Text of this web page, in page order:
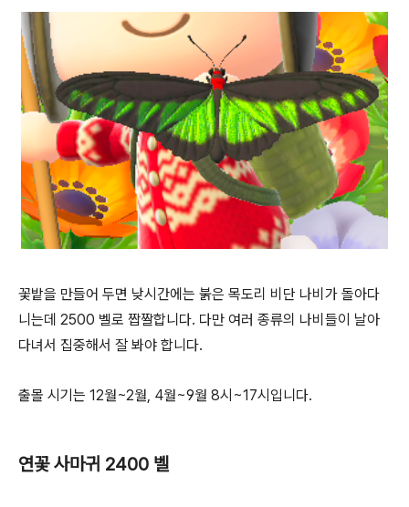
꽃밭을 만들어 두면 낮시간에는 붉은 목도리 비단 나비가 돌아다
니는데 2500 벨로 짭짤합니다. 다만 여러 종류의 나비들이 날아
다녀서 집중해서 잘 봐야 합니다.
출몰 시기는 12월~2월, 4월~9월 8시~17시입니다.
연꽃 사마귀 2400 벨